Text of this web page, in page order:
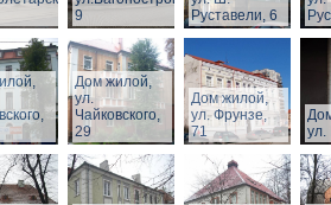
9
Руставели, 6
Дом жилой,
ул.
Чайковского,
29
Дом жилой,
ул. Фрунзе,
71
ул.